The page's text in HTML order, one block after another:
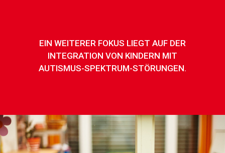
EIN WEITERER FOKUS LIEGT AUF DER
INTEGRATION VON KINDERN MIT
AUTISMUS-SPEKTRUM-STÖRUNGEN.